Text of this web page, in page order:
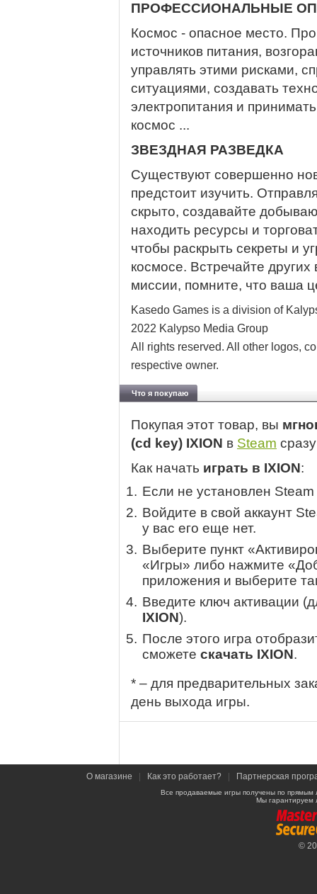
ПРОФЕССИОНАЛЬНЫЕ
Космос - опасное место.
источников питания,
управлять этими рисками,
ситуациями, создавать
электропитания и
космос ...
ЗВЕЗДНАЯ РАЗВЕДКА
Существуют совершенно
предстоит изучить.
скрыто, создавайте
находить ресурсы и
чтобы раскрыть секреты и
космосе. Встречайте
миссии, помните, что ваша
Kasedo Games is a division of
2022 Kalypso Media Group
All rights reserved. All other logos,
respective owner.
Что я покупаю
Покупая этот товар, вы
(cd key) IXION в Steam
Как начать играть в IXION:
Если не установлен
Войдите в свой аккаунт
у вас его еще нет.
Выберите пункт
«Игры» либо нажмите
приложения и выберите
Введите ключ активации
IXION).
После этого игра
сможете скачать IXION.
* – для предварительных
день выхода игры.
О магазине Как это работает? Партнерская
Все продаваемые игры получены по
Мы гарантируем
©